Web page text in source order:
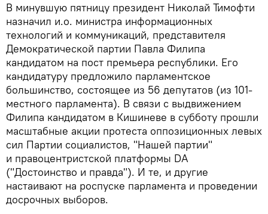
В минувшую пятницу президент Николай Тимофти
назначил и.о. министра информационных
технологий и коммуникаций, представителя
Демократической партии Павла Филипа
кандидатом на пост премьера республики. Его
кандидатуру предложило парламентское
большинство, состоящее из 56 депутатов (из 101-
местного парламента). В связи с выдвижением
Филипа кандидатом в Кишиневе в субботу прошли
масштабные акции протеста оппозиционных левых
сил Партии социалистов, "Нашей партии"
и правоцентристской платформы DA
("Достоинство и правда"). И те, и другие
настаивают на роспуске парламента и проведении
досрочных выборов.